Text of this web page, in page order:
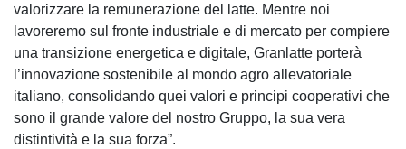
valorizzare la remunerazione del latte. Mentre noi
lavoreremo sul fronte industriale e di mercato per compiere
una transizione energetica e digitale, Granlatte porterà
l’innovazione sostenibile al mondo agro allevatoriale
italiano, consolidando quei valori e principi cooperativi che
sono il grande valore del nostro Gruppo, la sua vera
distintività e la sua forza”.